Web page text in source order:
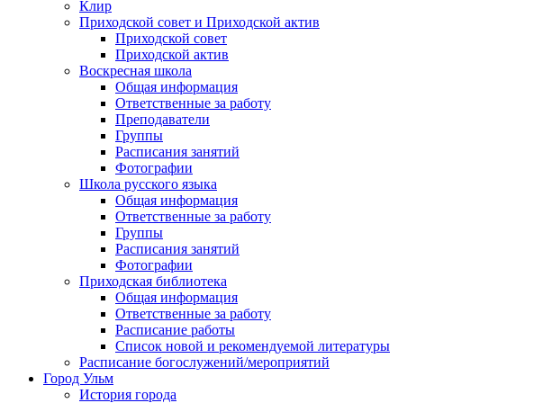
Клир
Приходской совет и Приходской актив
Приходской совет
Приходской актив
Воскресная школа
Общая информация
Ответственные за работу
Преподаватели
Группы
Расписания занятий
Фотографии
Школа русского языка
Общая информация
Ответственные за работу
Группы
Расписания занятий
Фотографии
Приходская библиотека
Общая информация
Ответственные за работу
Расписание работы
Список новой и рекомендуемой литературы
Расписание богослужений/мероприятий
Город Ульм
История города